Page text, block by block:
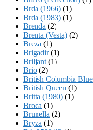
Brda (1966) (1)
Brda (1983) (1)
Brenda (2)
Brenta (Vesta) (2)
Breza (1)
Brigadir(1)
Briljant (1)
Brio (2)
British Columbia Blue
British Queen (1)
Britta (1980) (1)
Broca (1)
Brunella (2)
Bryza (1)